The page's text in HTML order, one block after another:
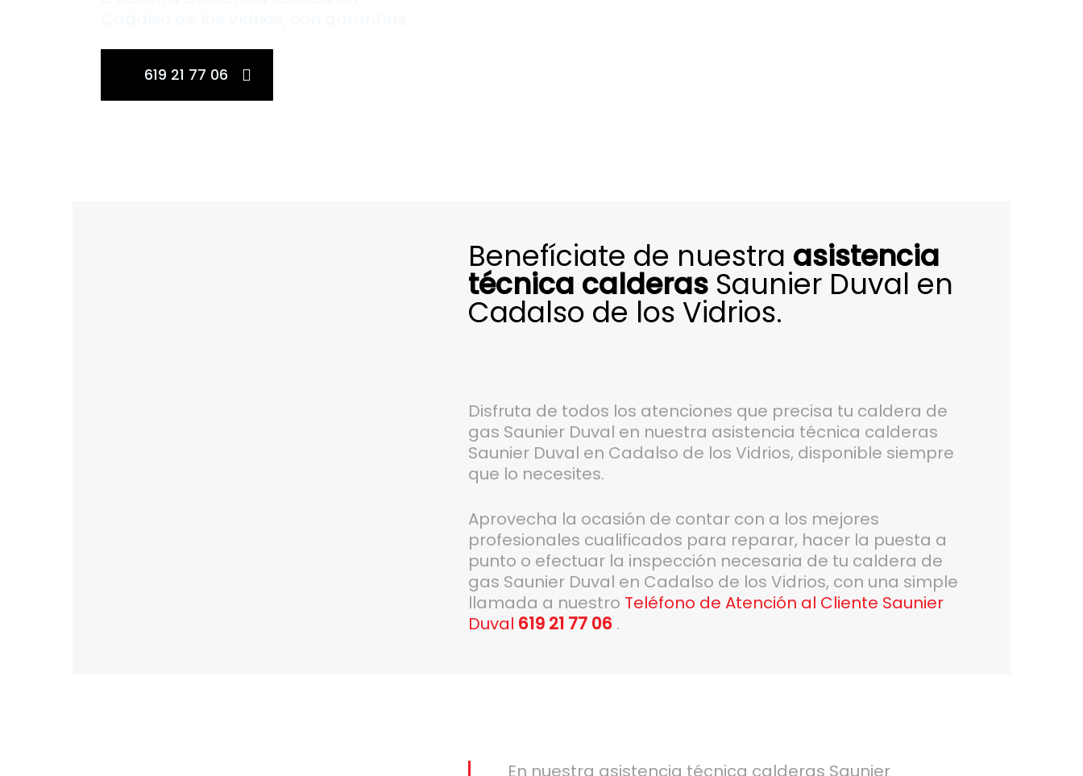
619 21 77 06
Benefíciate de nuestra asistencia
técnica calderasSaunier Duval en
Cadalso de los Vidrios.
Disfruta de todos los atenciones que precisa tu caldera de
gas Saunier Duval en nuestra asistencia técnica calderas
Saunier Duval en Cadalso de los Vidrios, disponible siempre
que lo necesites.
Aprovecha la ocasión de contar con a los mejores
profesionales cualificados para reparar, hacer la puesta a
punto o efectuar la inspección necesaria de tu caldera de
gas Saunier Duval en Cadalso de los Vidrios, con una simple
llamada a nuestro Teléfono de Atención al Cliente Saunier
Duval 619 21 77 06 .
En nuestra asistencia técnica calderas Saunier